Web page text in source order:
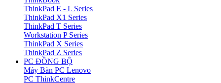
ThinkPad E - L Series
ThinkPad X1 Series
ThinkPad T Series
Workstation P Series
ThinkPad X Series
ThinkPad Z Series
PC ĐỒNG BỘ
Máy Bàn PC Lenovo
PC ThinkCentre